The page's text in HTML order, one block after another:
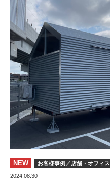
NEW お客様事例／店舗・オフィス
2024.08.30